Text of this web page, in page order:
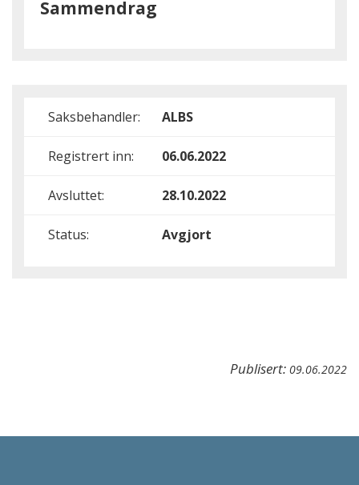
Sammendrag
Saksbehandler: ALBS
Registrert inn: 06.06.2022
Avsluttet: 28.10.2022
Status: Avgjort
Publisert: 09.06.2022